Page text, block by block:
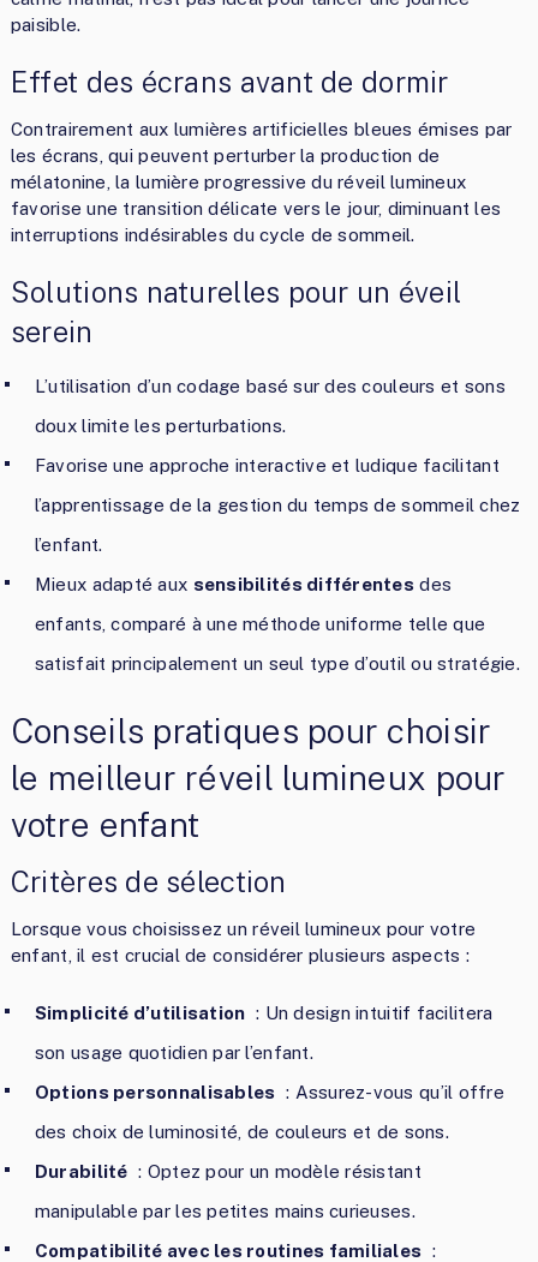
paisible.
Effet des écrans avant de dormir
Contrairement aux lumières artificielles bleues émises par
les écrans, qui peuvent perturber la production de
mélatonine, la lumière progressive du réveil lumineux
favorise une transition délicate vers le jour, diminuant les
interruptions indésirables du cycle de sommeil.
Solutions naturelles pour un éveil
serein
L’utilisation d’un codage basé sur des couleurs et sons
doux limite les perturbations.
Favorise une approche interactive et ludique facilitant
l’apprentissage de la gestion du temps de sommeil chez
l’enfant.
Mieux adapté aux sensibilités différentes des
enfants, comparé à une méthode uniforme telle que
satisfait principalement un seul type d’outil ou stratégie.
Conseils pratiques pour choisir
le meilleur réveil lumineux pour
votre enfant
Critères de sélection
Lorsque vous choisissez un réveil lumineux pour votre
enfant, il est crucial de considérer plusieurs aspects :
Simplicité d’utilisation : Un design intuitif facilitera
son usage quotidien par l’enfant.
Options personnalisables : Assurez-vous qu’il offre
des choix de luminosité, de couleurs et de sons.
Durabilité : Optez pour un modèle résistant
manipulable par les petites mains curieuses.
Compatibilité avec les routines familiales :